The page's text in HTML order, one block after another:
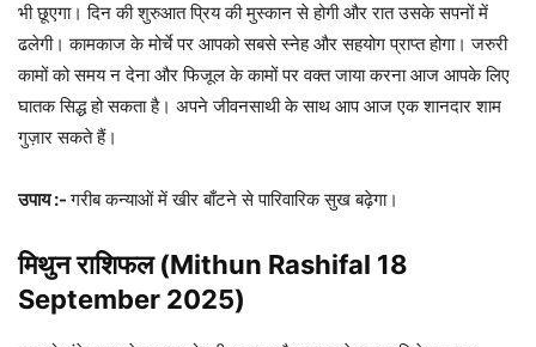
भी छूएगा। दिन की शुरुआत प्रिय की मुस्कान से होगी और रात उसके सपनों में
ढलेगी। कामकाज के मोर्चे पर आपको सबसे स्नेह और सहयोग प्राप्त होगा। जरुरी
कामों को समय न देना और फिजूल के कामों पर वक्त जाया करना आज आपके लिए
घातक सिद्ध हो सकता है। अपने जीवनसाथी के साथ आप आज एक शानदार शाम
गुज़ार सकते हैं।
उपाय :-गरीब कन्याओं में खीर बाँटने से पारिवारिक सुख बढ़ेगा।
मिथुन राशिफल (Mithun Rashifal 18
September 2025)